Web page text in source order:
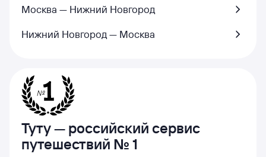
Москва — Нижний Новгород
Нижний Новгород — Москва
Туту — российский сервис
путешествий № 1